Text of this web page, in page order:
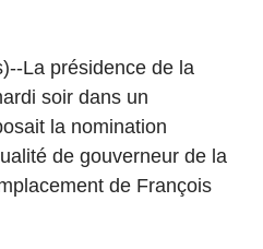
La présidence de la
soir dans un
la nomination
de gouverneur de la
de François